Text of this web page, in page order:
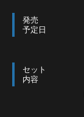
発売
予定日
セット
内容